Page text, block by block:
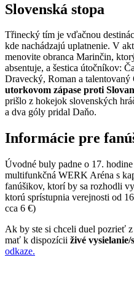
Slovenská stopa
Třinecký tím je vďačnou
kde nachádzajú uplatnenie. V
menovite obranca Marinčin,
absentuje, a šestica útočníkov:
Dravecký, Roman a
utorkovom zápase proti
prišlo z hokejok slovenských
a dva góly pridal Daňo.
Informácie pre
Úvodné buly padne o 17.
multifunkčná WERK Aréna s
fanúšikov, ktorí by sa rozhodli
ktorú sprístupnia verejnosti od
cca 6 €)
Ak by ste si chceli duel pozrieť
mať k dispozícii živé vysielanie/
odkaze.